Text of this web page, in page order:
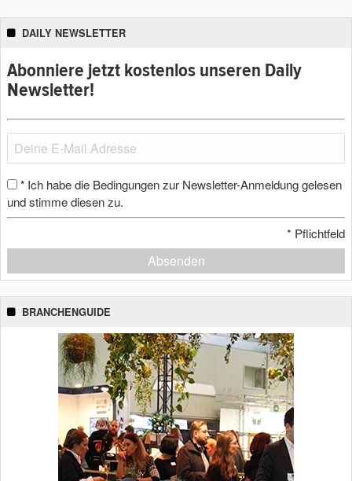
DAILY NEWSLETTER
Abonniere jetzt kostenlos unseren Daily
Newsletter!
* Ich habe die Bedingungen zur Newsletter-Anmeldung gelesen
und stimme diesen zu.
* Pflichtfeld
Absenden
BRANCHENGUIDE